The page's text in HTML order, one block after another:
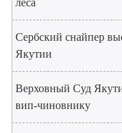
леса
Сербский снайпер
Якутии
Верховный Суд
вип-чиновнику